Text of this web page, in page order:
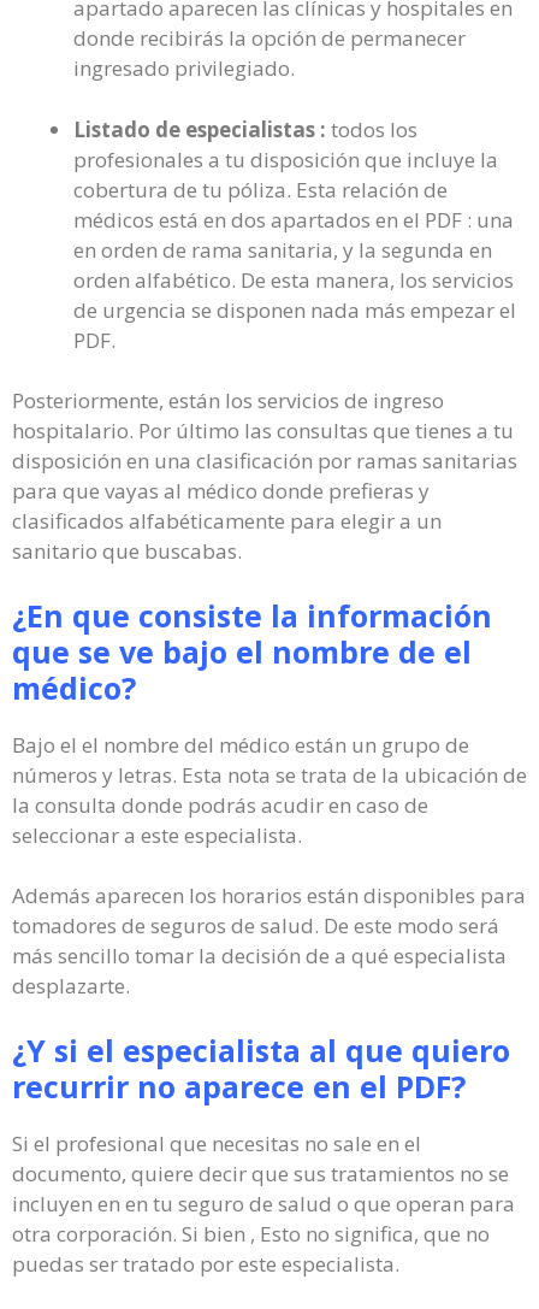
apartado aparecen las clínicas y hospitales en
donde recibirás la opción de permanecer
ingresado privilegiado.
Listado de especialistas : todos los
profesionales a tu disposición que incluye la
cobertura de tu póliza. Esta relación de
médicos está en dos apartados en el PDF : una
en orden de rama sanitaria, y la segunda en
orden alfabético. De esta manera, los servicios
de urgencia se disponen nada más empezar el
PDF.
Posteriormente, están los servicios de ingreso
hospitalario. Por último las consultas que tienes a tu
disposición en una clasificación por ramas sanitarias
para que vayas al médico donde prefieras y
clasificados alfabéticamente para elegir a un
sanitario que buscabas.
¿En que consiste la información
que se ve bajo el nombre de el
médico?
Bajo el el nombre del médico están un grupo de
números y letras. Esta nota se trata de la ubicación de
la consulta donde podrás acudir en caso de
seleccionar a este especialista.
Además aparecen los horarios están disponibles para
tomadores de seguros de salud. De este modo será
más sencillo tomar la decisión de a qué especialista
desplazarte.
¿Y si el especialista al que quiero
recurrir no aparece en el PDF?
Si el profesional que necesitas no sale en el
documento, quiere decir que sus tratamientos no se
incluyen en en tu seguro de salud o que operan para
otra corporación. Si bien , Esto no significa, que no
puedas ser tratado por este especialista.